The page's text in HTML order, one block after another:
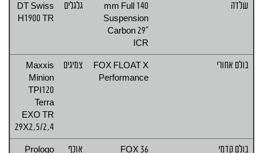
שלדה
140 mm Full
Suspension
Carbon 29"
ICR
גלגלים
DT Swiss
H1900 TR
בולם אחורי
FOX FLOAT X
Performance
צמיגים
Maxxis
Minion
TPI120
Terra
EXO TR
29X2,5/2,4
בולם קדמי FOX 36 אוכף Prologo